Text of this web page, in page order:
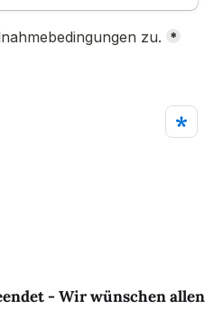
- Wir wünschen allen